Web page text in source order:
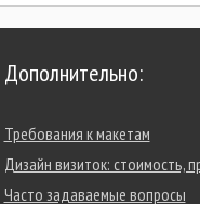
Дополнительно:
Требования к макетам
Дизайн визиток: стоимость,
Часто задаваемые вопросы